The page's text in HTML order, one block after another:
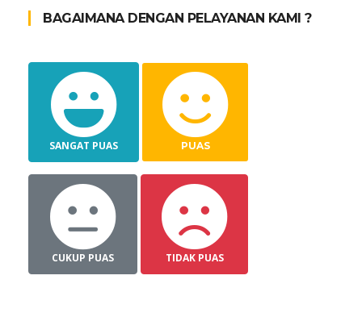
BAGAIMANA DENGAN PELAYANAN KAMI ?
SANGAT PUAS PUAS
CUKUP PUAS TIDAK PUAS